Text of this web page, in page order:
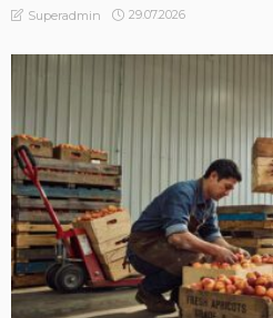
Superadmin 29.07.2026